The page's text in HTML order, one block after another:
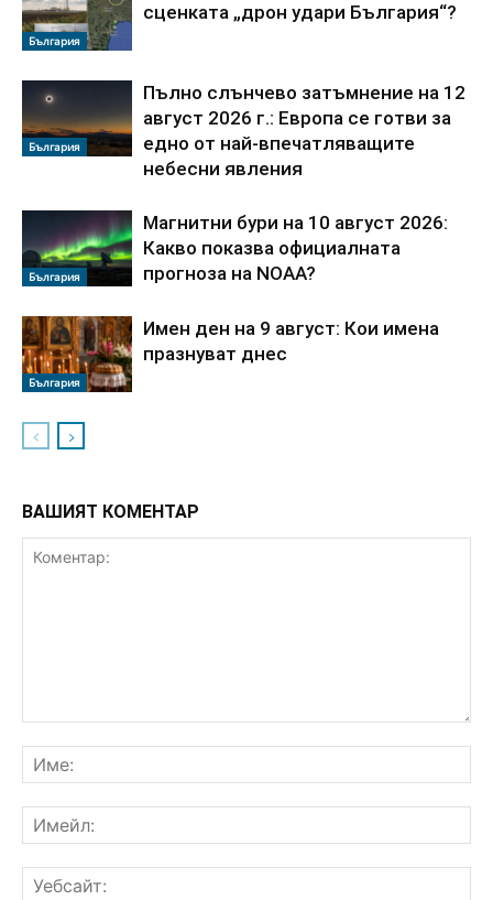
България
сценката „дрон удари България“?
България
Пълно слънчево затъмнение на 12
август 2026 г.: Европа се готви за
едно от най-впечатляващите
небесни явления
България
Магнитни бури на 10 август 2026:
Какво показва официалната
прогноза на NOAA?
България
Имен ден на 9 август: Кои имена
празнуват днес
ВАШИЯТ КОМЕНТАР